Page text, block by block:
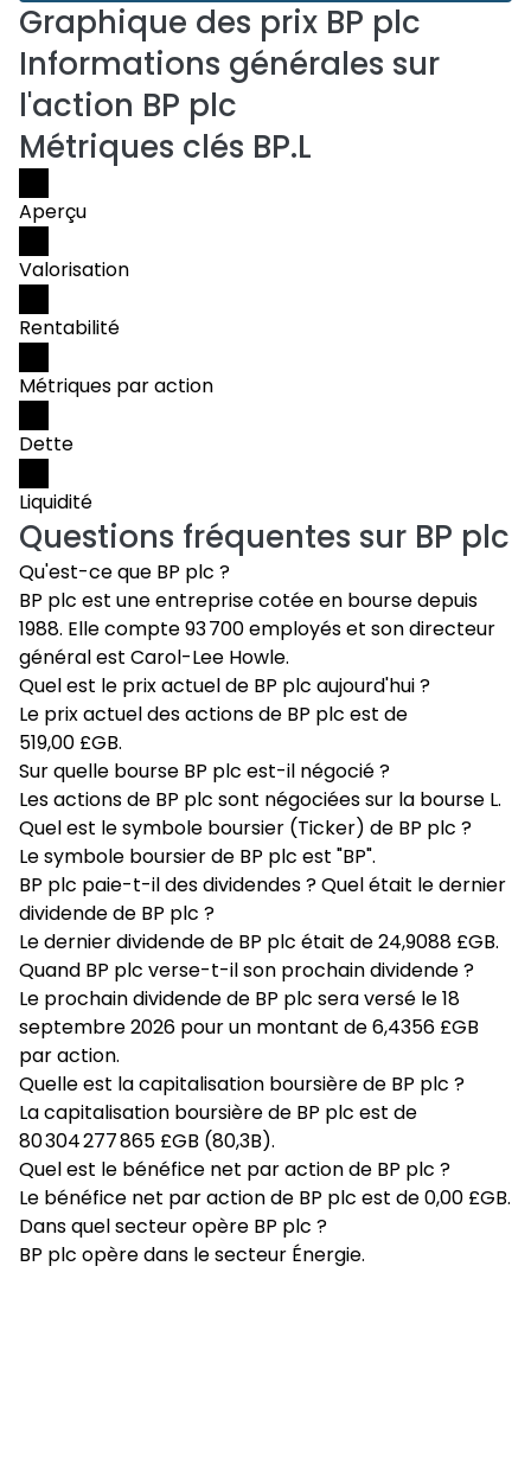
Graphique des prix BP plc
Informations générales sur
l'action BP plc
Métriques clés BP.L
Aperçu
Valorisation
Rentabilité
Métriques par action
Dette
Liquidité
Questions fréquentes sur BP plc
Qu'est-ce que BP plc ?
BP plc est une entreprise cotée en bourse depuis
1988. Elle compte 93 700 employés et son directeur
général est Carol-Lee Howle.
Quel est le prix actuel de BP plc aujourd'hui ?
Le prix actuel des actions de BP plc est de
519,00 £GB.
Sur quelle bourse BP plc est-il négocié ?
Les actions de BP plc sont négociées sur la bourse L.
Quel est le symbole boursier (Ticker) de BP plc ?
Le symbole boursier de BP plc est "BP".
BP plc paie-t-il des dividendes ? Quel était le dernier
dividende de BP plc ?
Le dernier dividende de BP plc était de 24,9088 £GB.
Quand BP plc verse-t-il son prochain dividende ?
Le prochain dividende de BP plc sera versé le 18
septembre 2026 pour un montant de 6,4356 £GB
par action.
Quelle est la capitalisation boursière de BP plc ?
La capitalisation boursière de BP plc est de
80 304 277 865 £GB (80,3B).
Quel est le bénéfice net par action de BP plc ?
Le bénéfice net par action de BP plc est de 0,00 £GB.
Dans quel secteur opère BP plc ?
BP plc opère dans le secteur Énergie.